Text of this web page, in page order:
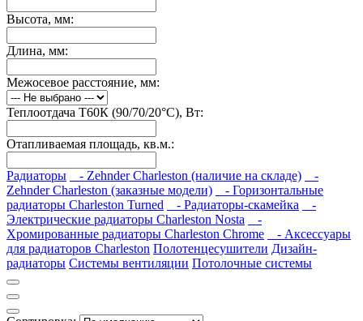
Высота, мм:
Длина, мм:
Межосевое расстояние, мм:
Теплоотдача Т60К (90/70/20°C), Вт:
Отапливаемая площадь, кв.м.:
Радиаторы - Zehnder Charleston (наличие на складе)
-
Zehnder Charleston (заказные модели)
- Горизонтальные
радиаторы Charleston Turned
- Радиаторы-скамейка
-
Электрические радиаторы Charleston Nosta
-
Хромированные радиаторы Charleston Chrome
- Аксессуары
для радиаторов Charleston Полотенцесушители Дизайн-
радиаторы Системы вентиляции Потолочные системы